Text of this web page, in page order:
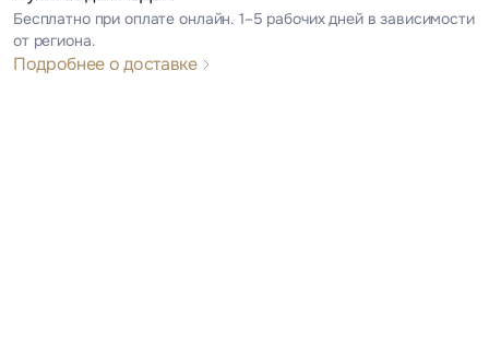
Бесплатно при оплате онлайн. 1–5 рабочих дней в зависимости
от региона.
Подробнее о доставке